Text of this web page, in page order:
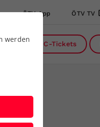
ÖTV App ÖTV TV
DC-Tickets
werden